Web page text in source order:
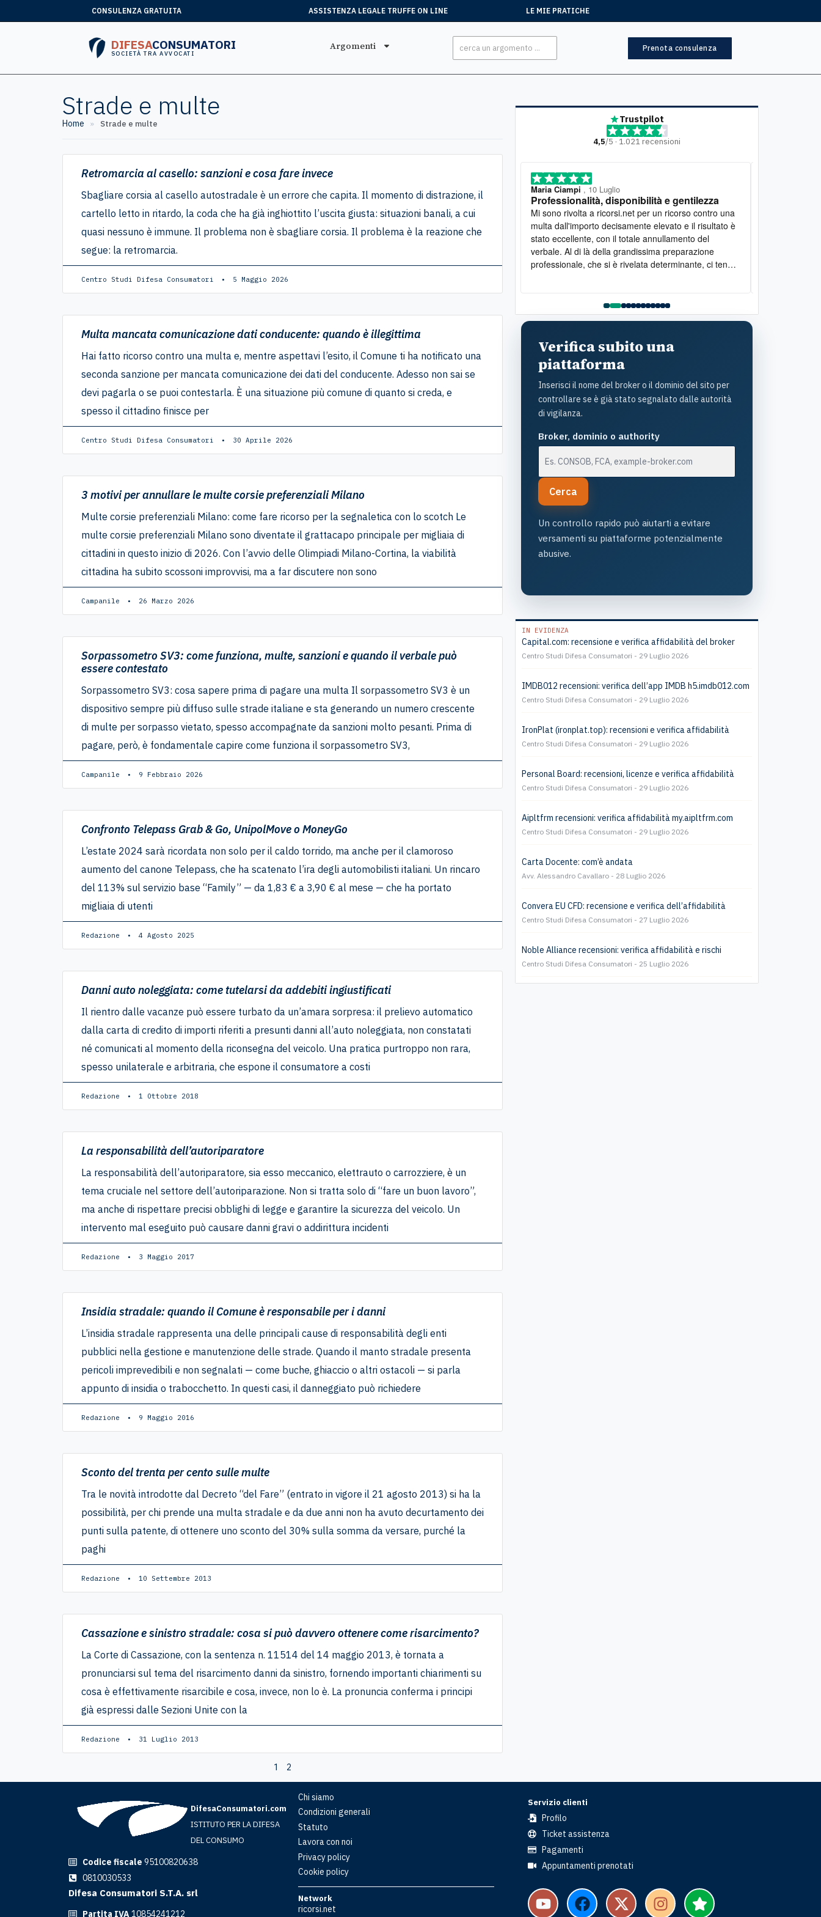
CONSULENZA GRATUITA ASSISTENZA LEGALE TRUFFE ON LINE LE MIE PRATICHE
DIFESACONSUMATORI
SOCIETÀ TRA AVVOCATI
Argomenti Prenota consulenza
Strade e multe
Home » Strade e multe
Retromarcia al casello: sanzioni e cosa fare invece
Sbagliare corsia al casello autostradale è un errore che capita. Il momento di distrazione, il
cartello letto in ritardo, la coda che ha già inghiottito l’uscita giusta: situazioni banali, a cui
quasi nessuno è immune. Il problema non è sbagliare corsia. Il problema è la reazione che
segue: la retromarcia.
Centro Studi Difesa Consumatori 5 Maggio 2026
Multa mancata comunicazione dati conducente: quando è illegittima
Hai fatto ricorso contro una multa e, mentre aspettavi l’esito, il Comune ti ha notificato una
seconda sanzione per mancata comunicazione dei dati del conducente. Adesso non sai se
devi pagarla o se puoi contestarla. È una situazione più comune di quanto si creda, e
spesso il cittadino finisce per
Centro Studi Difesa Consumatori 30 Aprile 2026
3 motivi per annullare le multe corsie preferenziali Milano
Multe corsie preferenziali Milano: come fare ricorso per la segnaletica con lo scotch Le
multe corsie preferenziali Milano sono diventate il grattacapo principale per migliaia di
cittadini in questo inizio di 2026. Con l’avvio delle Olimpiadi Milano-Cortina, la viabilità
cittadina ha subito scossoni improvvisi, ma a far discutere non sono
Campanile 26 Marzo 2026
Sorpassometro SV3: come funziona, multe, sanzioni e quando il verbale può
essere contestato
Sorpassometro SV3: cosa sapere prima di pagare una multa Il sorpassometro SV3 è un
dispositivo sempre più diffuso sulle strade italiane e sta generando un numero crescente
di multe per sorpasso vietato, spesso accompagnate da sanzioni molto pesanti. Prima di
pagare, però, è fondamentale capire come funziona il sorpassometro SV3,
Campanile 9 Febbraio 2026
Confronto Telepass Grab & Go, UnipolMove o MoneyGo
L’estate 2024 sarà ricordata non solo per il caldo torrido, ma anche per il clamoroso
aumento del canone Telepass, che ha scatenato l’ira degli automobilisti italiani. Un rincaro
del 113% sul servizio base “Family” — da 1,83 € a 3,90 € al mese — che ha portato
migliaia di utenti
Redazione 4 Agosto 2025
Danni auto noleggiata: come tutelarsi da addebiti ingiustificati
Il rientro dalle vacanze può essere turbato da un’amara sorpresa: il prelievo automatico
dalla carta di credito di importi riferiti a presunti danni all’auto noleggiata, non constatati
né comunicati al momento della riconsegna del veicolo. Una pratica purtroppo non rara,
spesso unilaterale e arbitraria, che espone il consumatore a costi
Redazione 1 Ottobre 2018
La responsabilità dell’autoriparatore
La responsabilità dell’autoriparatore, sia esso meccanico, elettrauto o carrozziere, è un
tema cruciale nel settore dell’autoriparazione. Non si tratta solo di “fare un buon lavoro”,
ma anche di rispettare precisi obblighi di legge e garantire la sicurezza del veicolo. Un
intervento mal eseguito può causare danni gravi o addirittura incidenti
Redazione 3 Maggio 2017
Insidia stradale: quando il Comune è responsabile per i danni
L’insidia stradale rappresenta una delle principali cause di responsabilità degli enti
pubblici nella gestione e manutenzione delle strade. Quando il manto stradale presenta
pericoli imprevedibili e non segnalati — come buche, ghiaccio o altri ostacoli — si parla
appunto di insidia o trabocchetto. In questi casi, il danneggiato può richiedere
Redazione 9 Maggio 2016
Sconto del trenta per cento sulle multe
Tra le novità introdotte dal Decreto “del Fare” (entrato in vigore il 21 agosto 2013) si ha la
possibilità, per chi prende una multa stradale e da due anni non ha avuto decurtamento dei
punti sulla patente, di ottenere uno sconto del 30% sulla somma da versare, purché la
paghi
Redazione 10 Settembre 2013
Cassazione e sinistro stradale: cosa si può davvero ottenere come risarcimento?
La Corte di Cassazione, con la sentenza n. 11514 del 14 maggio 2013, è tornata a
pronunciarsi sul tema del risarcimento danni da sinistro, fornendo importanti chiarimenti su
cosa è effettivamente risarcibile e cosa, invece, non lo è. La pronuncia conferma i principi
già espressi dalle Sezioni Unite con la
Redazione 31 Luglio 2013
1 2
Trustpilot
4,5/5 · 1.021 recensioni
Stefano , 15 Luglio
Tutto perfetto
Ero stato truffato. Mi sono rivolto all'associazione e
sono riuscito a ottenere soddisfazione
Maria Ciampi , 10 Luglio
Professionalità, disponibilità e gentilezza
Mi sono rivolta a ricorsi.net per un ricorso contro una
multa dall'importo decisamente elevato e il risultato è
stato eccellente, con il totale annullamento del
verbale. Al di là della grandissima preparazione
professionale, che si è rivelata determinante, ci tengo
Verifica subito una
piattaforma
Inserisci il nome del broker o il dominio del sito per
controllare se è già stato segnalato dalle autorità
di vigilanza.
Broker, dominio o authority
Cerca
Un controllo rapido può aiutarti a evitare
versamenti su piattaforme potenzialmente
abusive.
IN EVIDENZA
Capital.com: recensione e verifica affidabilità del broker
Centro Studi Difesa Consumatori 29 Luglio 2026
IMDB012 recensioni: verifica dell’app IMDB h5.imdb012.com
Centro Studi Difesa Consumatori 29 Luglio 2026
IronPlat (ironplat.top): recensioni e verifica affidabilità
Centro Studi Difesa Consumatori 29 Luglio 2026
Personal Board: recensioni, licenze e verifica affidabilità
Centro Studi Difesa Consumatori 29 Luglio 2026
Aipltfrm recensioni: verifica affidabilità my.aipltfrm.com
Centro Studi Difesa Consumatori 29 Luglio 2026
Carta Docente: com’è andata
Avv. Alessandro Cavallaro 28 Luglio 2026
Convera EU CFD: recensione e verifica dell’affidabilità
Centro Studi Difesa Consumatori 27 Luglio 2026
Noble Alliance recensioni: verifica affidabilità e rischi
Centro Studi Difesa Consumatori 25 Luglio 2026
DifesaConsumatori.com
ISTITUTO PER LA DIFESA
DEL CONSUMO
Codice fiscale 95100820638
0810030533
Difesa Consumatori S.T.A. srl
Partita IVA10854241212
Chi siamo
Condizioni generali
Statuto
Lavora con noi
Privacy policy
Cookie policy
Network
ricorsi.net
Servizio clienti
Profilo
Ticket assistenza
Pagamenti
Appuntamenti prenotati